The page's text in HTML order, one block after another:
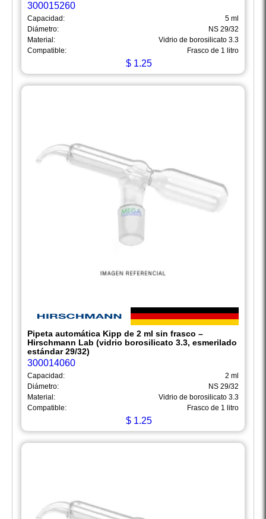
300015260
Capacidad:
5 ml
Diámetro:
NS 29/32
Material:
Vidrio de borosilicato 3.3
Compatible:
Frasco de 1 litro
$ 1.25
Pipeta automática Kipp de 2 ml sin frasco –
Hirschmann Lab (vidrio borosilicato 3.3, esmerilado
estándar 29/32)
300014060
Capacidad:
2 ml
Diámetro:
NS 29/32
Material:
Vidrio de borosilicato 3.3
Compatible:
Frasco de 1 litro
$ 1.25